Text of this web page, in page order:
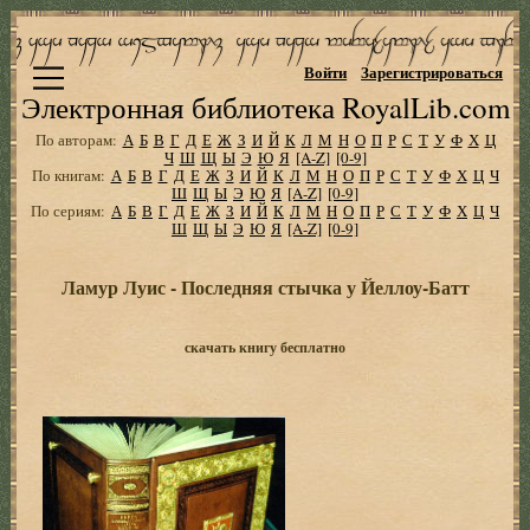
Электронная библиотека RoyalLib.com
Войти Зарегистрироваться
По авторам: А Б В Г Д Е Ж З И Й К Л М Н О П Р С Т У Ф Х Ц
Ч Ш Щ Ы Э Ю Я [A-Z] [0-9]
По книгам: А Б В Г Д Е Ж З И Й К Л М Н О П Р С Т У Ф Х Ц Ч
Ш Щ Ы Э Ю Я [A-Z] [0-9]
По сериям: А Б В Г Д Е Ж З И Й К Л М Н О П Р С Т У Ф Х Ц Ч
Ш Щ Ы Э Ю Я [A-Z] [0-9]
Ламур Луис - Последняя стычка у Йеллоу-Батт
скачать книгу бесплатно